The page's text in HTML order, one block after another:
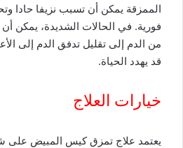
الممزقة يمكن أن تسبب نزيفا حادا
فورية. في الحالات الشديدة، يمكن
من الدم إلى تقليل تدفق الدم إلى
قد يهدد الحياة.
خيارات العلاج
يعتمد علاج تمزق كيس المبيض على